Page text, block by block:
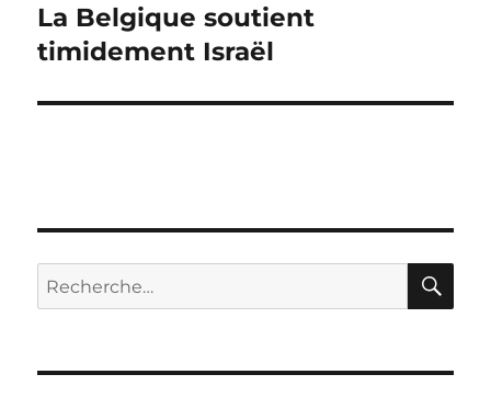
Publication
suivante :
La Belgique soutient
timidement Israël
Recherche
pour :